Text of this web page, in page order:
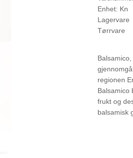
Enhet: Kn
Lagervare
Tørrvare
regionen
Balsamico
frukt og
balsamisk